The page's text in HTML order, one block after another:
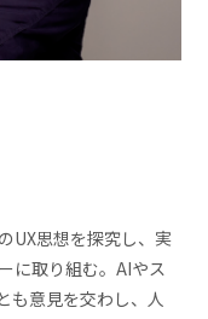
UX思想を探究し、実
に取り組む。AIやス
も意見を交わし、人